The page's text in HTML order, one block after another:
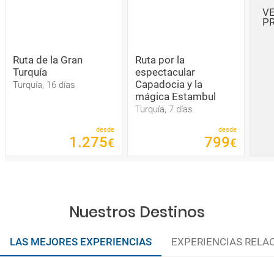
Ruta de la Gran
Turquía
Turquía, 16 días
desde
1 .275€
Ruta por la
espectacular
Capadocia y la
mágica Estambul
Turquía, 7 días
desde
799€
Nuestros Destinos
LAS MEJORES EXPERIENCIAS EXPERIENCIAS